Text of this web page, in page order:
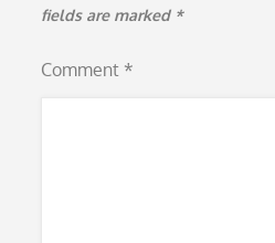
fields are marked *
Comment *